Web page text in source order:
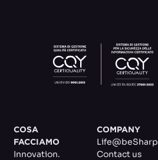
COSA
FACCIAMO
Innovation.
COMPANY
Life@beSharp
Contact us